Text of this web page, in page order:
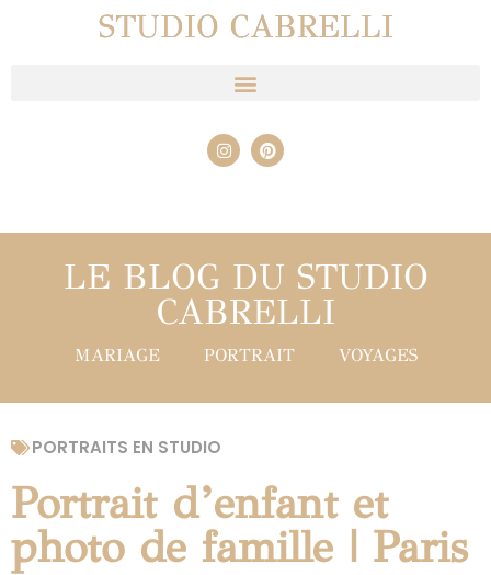
STUDIO CABRELLI
LE BLOG DU STUDIO
CABRELLI
MARIAGE PORTRAIT VOYAGES
PORTRAITS EN STUDIO
Portrait d’enfant et
photo de famille | Paris